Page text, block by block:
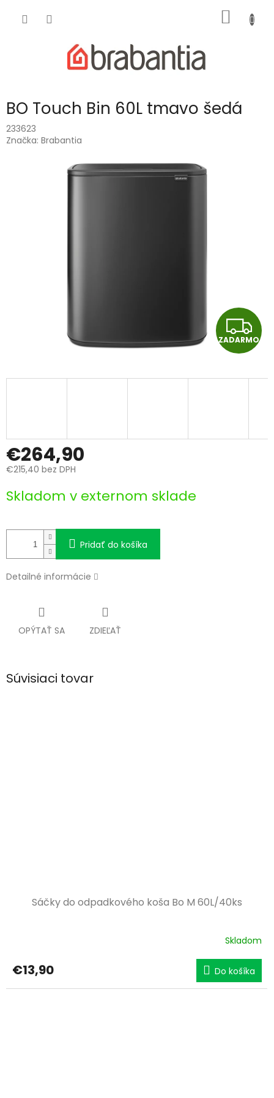
KOŠÍK
BO Touch Bin 60L tmavo šedá
233623
Značka: Brabantia
Z
A
D
ZADARMO
€264,90
€215,40 bez DPH
cena:
Skladom v externom sklade
Pridať do košíka
Detailné informácie
OPÝTAŤ SA ZDIEĽAŤ
Súvisiaci tovar
Sáčky do odpadkového koša Bo M 60L/40ks
Skladom
€13,90 Do košíka